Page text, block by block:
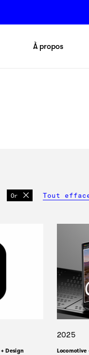
À propos
Or Tout
Design
2025